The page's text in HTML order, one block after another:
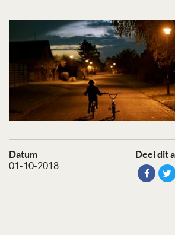
Datum
01-10-2018
Deel dit